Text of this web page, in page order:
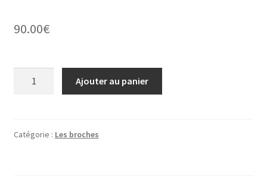
90.00€
Ajouter au panier
Catégorie : Les broches